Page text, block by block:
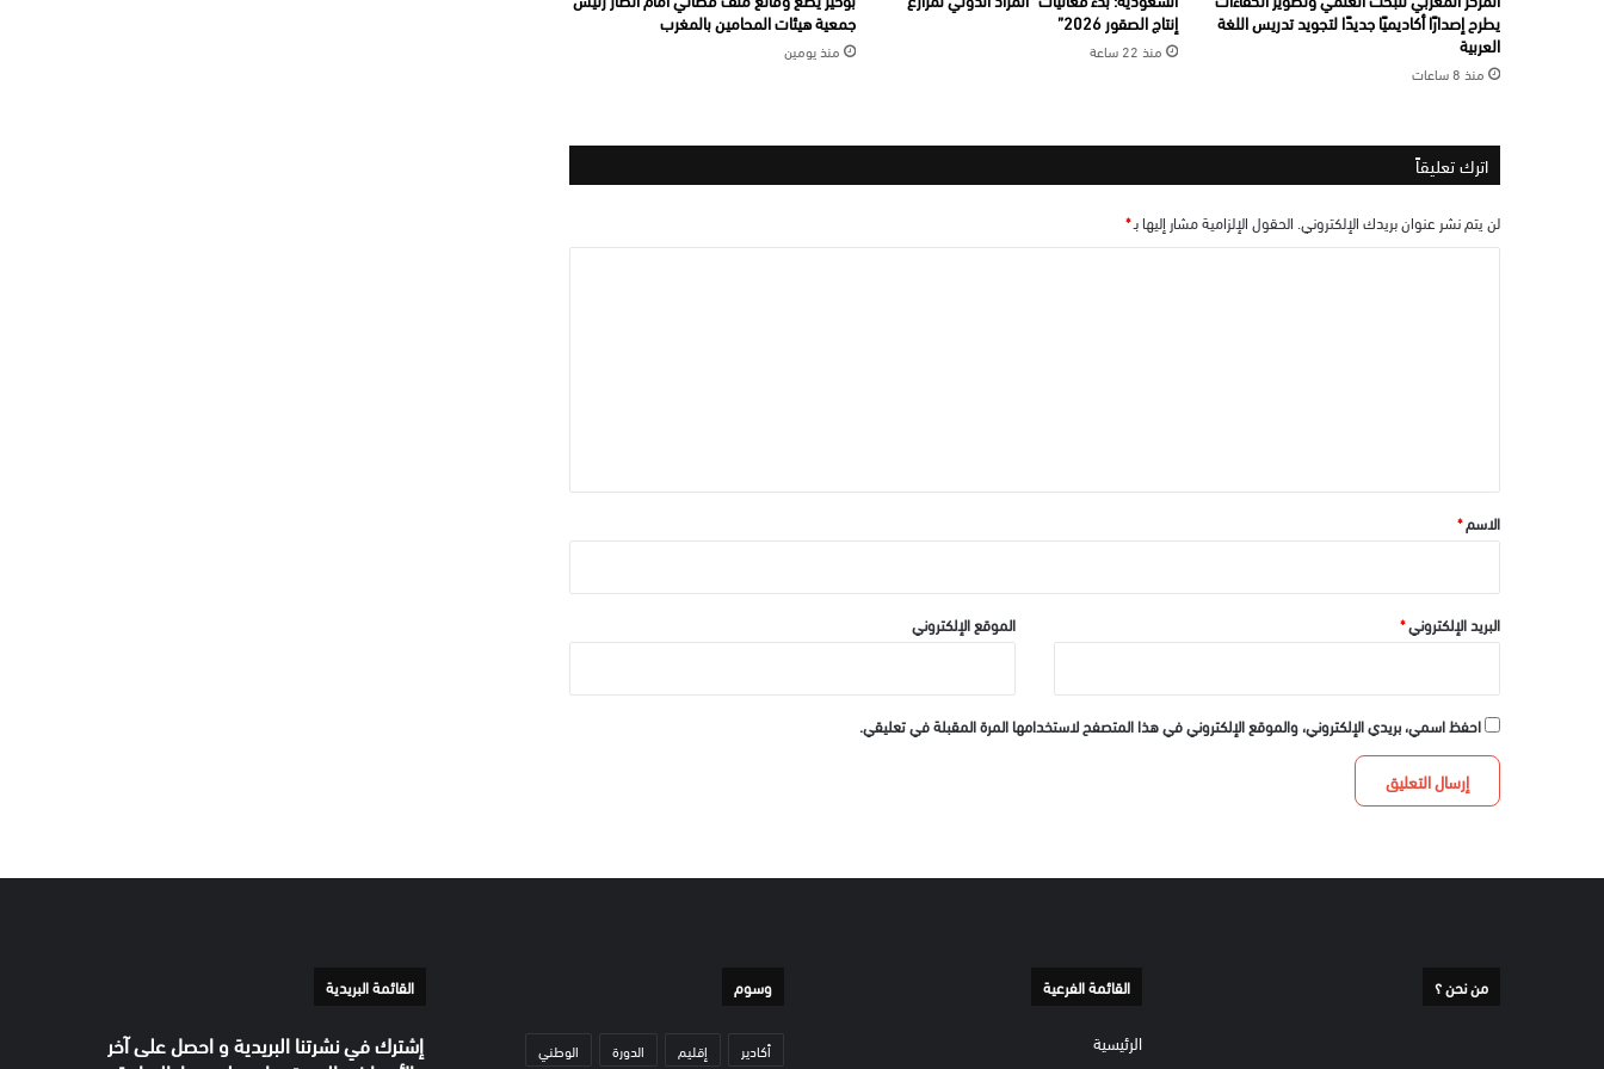
يطرح إصدارًا أكاديميًا جديدًا لتجويد تدريس اللغة
العربية
منذ 8 ساعات
إنتاج الصقور 2026”
منذ 22 ساعة
جمعية هيئات المحامين بالمغرب
منذ يومين
اترك تعليقاً
لن يتم نشر عنوان بريدك الإلكتروني. الحقول الإلزامية مشار إليها بـ*
*الاسم*
البريد الإلكتروني* الموقع الإلكتروني
احفظ اسمي، بريدي الإلكتروني، والموقع الإلكتروني في هذا المتصفح لاستخدامها المرة المقبلة في تعليقي.
من نحن ؟ القائمة الفرعية
الرئيسية
وسوم
أكادير إقليم الدورة الوطني
القائمة البريدية
إشترك في نشرتنا البريدية و احصل على آخر